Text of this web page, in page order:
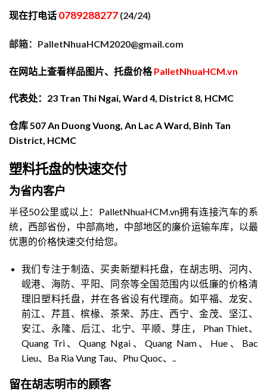
现在打电话 0789288277 (24/24)
邮箱：PalletNhuaHCM2020@gmail.com
在网站上查看样品图片、托盘价格 PalletNhuaHCM.vn
代表处：23 Tran Thi Ngai, Ward 4, District 8, HCMC
仓库 507 An Duong Vuong, An Lac A Ward, Binh Tan
District, HCMC
塑料托盘的快速交付
为省内客户
半径50公里或以上：PalletNhuaHCM.vn拥有连接汽车的系
统，西部省份，中部高地，中部地区的廉价运输车库，以最
优惠的价格快速交付给您。
我们专注于制造、买卖新塑料托盘，在胡志明、河内、
岘港、海防、平阳、同奈等全国范围内以低廉的价格清
理旧塑料托盘，并在各省设有代理商。如平福、龙安、
前江、芹苴、槟椽、茶荣、苏庄、西宁、金茂、坚江、
安江、永隆、后江、北宁、平顺、芽庄， Phan Thiet、
Quang Tri、Quang Ngai、Quang Nam、Hue、Bac
Lieu、Ba Ria Vung Tau、Phu Quoc、..
留在胡志明市的顾客